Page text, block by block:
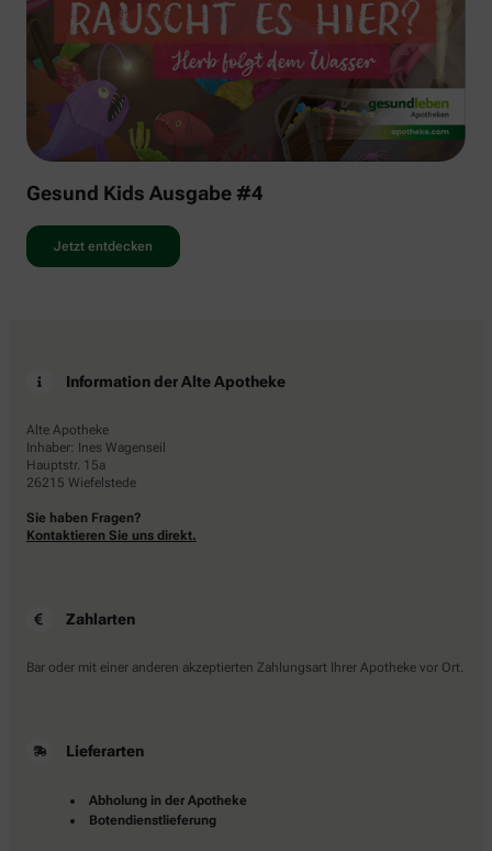
Gesund Kids Ausgabe #4
Jetzt entdecken
Information der Alte Apotheke
Alte Apotheke
Inhaber: Ines Wagenseil
Hauptstr. 15a
26215 Wiefelstede
Sie haben Fragen?
Kontaktieren Sie uns direkt.
Zahlarten
Bar oder mit einer anderen akzeptierten Zahlungsart Ihrer Apotheke vor Ort.
Lieferarten
Abholung in der Apotheke
Botendienstlieferung